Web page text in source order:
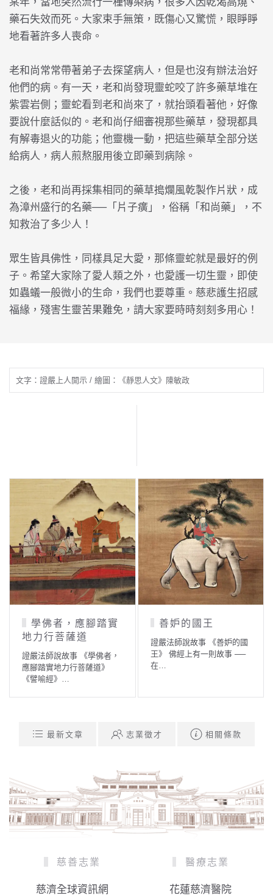
藥石失效而死。大家束手無策，既傷心又驚慌，眼睜睜
地看著許多人喪命。
老和尚常常帶著弟子去探望病人，但是也沒有辦法治好
他們的病。有一天，老和尚發現靈蛇咬了許多藥草堆在
紫雲岩側；靈蛇看到老和尚來了，就抬頭看著他，好像
要說什麼話似的。老和尚仔細審視那些藥草，發現都具
有解毒退火的功能；他靈機一動，把這些藥草全部分送
給病人，病人煎熬服用後立即藥到病除。
之後，老和尚再採集相同的藥草搗爛風乾製作片狀，成
為漳州盛行的名藥──「片子癀」，俗稱「和尚藥」，不
知救治了多少人！
眾生皆具佛性，同樣具足大愛，那條靈蛇就是最好的例
子。希望大家除了愛人類之外，也愛護一切生靈，即使
如蟲蟻一般微小的生命，我們也要尊重。慈悲護生招感
福緣，殘害生靈苦果難免，請大家要時時刻刻多用心！
文字：證嚴上人開示 / 繪圖：《靜思人文》陳敏政
學佛者，應腳踏實
地力行菩薩道
證嚴法師說故事 《學佛者，
應腳踏實地力行菩薩道》
《譬喻經》…
善妒的國王
證嚴法師說故事 《善妒的國
王》 佛經上有一則故事 ──
在…
最新文章 志業徵才 相關條款
慈善志業
慈濟全球資訊網
醫療志業
花蓮慈濟醫院